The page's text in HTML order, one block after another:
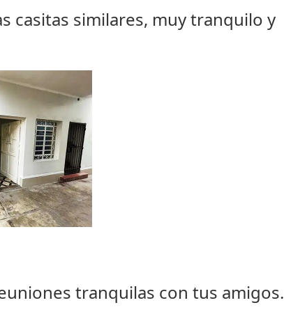
casitas similares, muy tranquilo y
tranquilas con tus amigos.